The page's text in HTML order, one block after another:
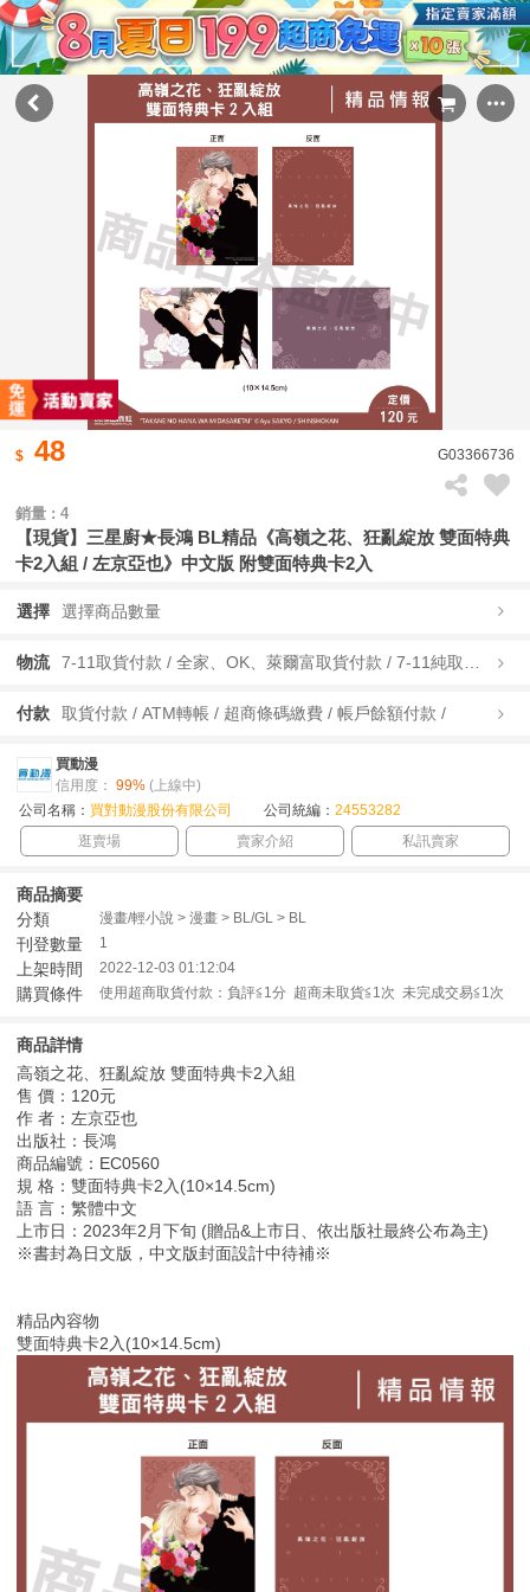
48 G03366736
銷量 : 4
【現貨】三星廚★長鴻 BL精品《高嶺之花、狂亂綻放 雙面特典
卡2入組 / 左京亞也》中文版 附雙面特典卡2入
選擇 選擇商品數量
物流
付款 取貨付款 / ATM轉帳 / 超商條碼繳費 / 帳戶餘額付款 /
買動漫
信用度： 99% (上線中)
公司名稱： 買對動漫股份有限公司 公司統編： 24553282
逛賣場
賣家介紹 私訊賣家
商品摘要
分類
漫畫/輕小說 > 漫畫 > BL/GL > BL
刊登數量 1
上架時間 2022-12-03 01:12:04
購買條件 使用超商取貨付款：負評≦1分 超商未取貨≦1次 未完成交易≦1次
商品詳情
高嶺之花、狂亂綻放 雙面特典卡2入組
售 價：120元
作 者：左京亞也
出版社：長鴻
商品編號：EC0560
規 格：雙面特典卡2入(10×14.5cm)
語 言：繁體中文
上市日：2023年2月下旬 (贈品&上市日、依出版社最終公布為主)
※書封為日文版，中文版封面設計中待補※
精品內容物
雙面特典卡2入(10×14.5cm)